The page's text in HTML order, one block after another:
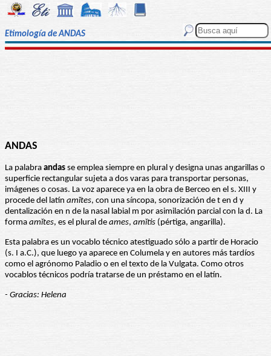
Etimología de ANDAS
ANDAS
La palabra andas se emplea siempre en plural y designa unas angarillas o
superficie rectangular sujeta a dos varas para transportar personas,
imágenes o cosas. La voz aparece ya en la obra de Berceo en el s. XIII y
procede del latín amĭtes, con una síncopa, sonorización de t en d y
dentalización en n de la nasal labial m por asimilación parcial con la d. La
forma amĭtes, es el plural de ames, amĭtis (pértiga, angarilla).
Esta palabra es un vocablo técnico atestiguado sólo a partir de Horacio
(s. I a.C.), que luego ya aparece en Columela y en autores más tardíos
como el agrónomo Paladio o en el texto de la Vulgata. Como otros
vocablos técnicos podría tratarse de un préstamo en el latín.
- Gracias: Helena